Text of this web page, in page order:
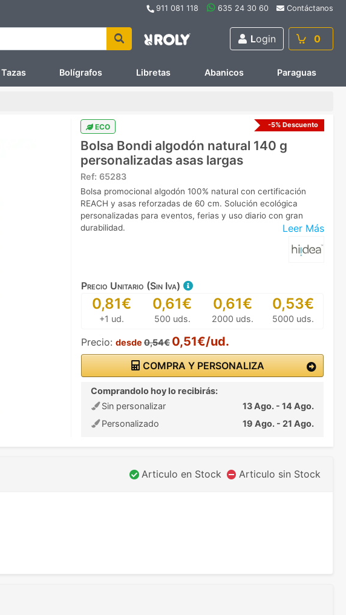
911 081 118 635 24 30 60 Contáctanos
Login 0
Tazas Bolígrafos Libretas Abanicos Paraguas
ECO -5% Descuento
Bolsa Bondi algodón natural 140 g
personalizadas asas largas
Ref: 65283
Leer Más
Bolsa promocional algodón 100% natural con certificación
REACH y asas reforzadas de 60 cm. Solución ecológica
personalizadas para eventos, ferias y uso diario con gran
durabilidad.
Precio Unitario (Sin Iva)
0,81€
+1 ud.
0,61€
500 uds.
0,61€
2000 uds.
0,53€
5000 uds.
Precio: desde 0,54€ 0,51€/ud.
COMPRA Y PERSONALIZA
Comprandolo hoy lo recibirás:
Sin personalizar
13 Ago. - 14 Ago.
Personalizado
19 Ago. - 21 Ago.
Articulo en Stock Articulo sin Stock